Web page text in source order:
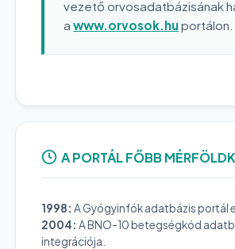
vezető orvosadatbázisának
awww.orvosok.hu portálon.
A PORTÁL FŐBB
1998: A Gyógyinfók adatbázis portál
2004: A BNO-10 betegségkód
integrációja.